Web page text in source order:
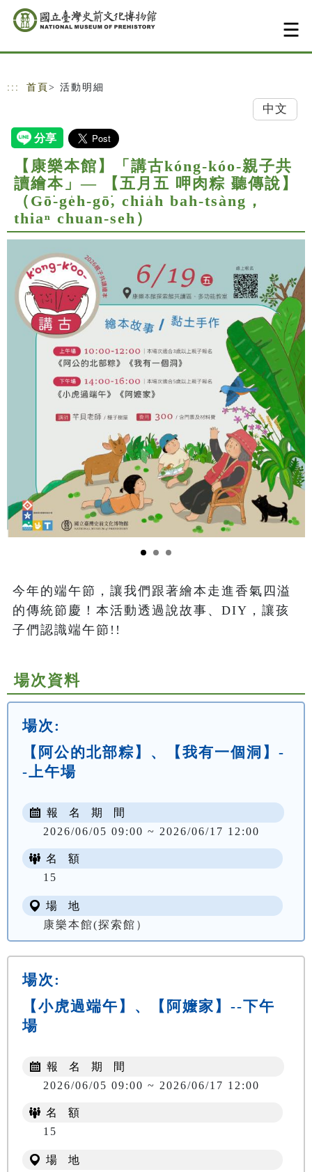
跳到主要內容
網站導覽
::: 首頁 > 活動明細
中文
【康樂本館】「講古kóng-kóo-親子共
讀繪本」— 【五月五 呷肉粽 聽傳說】
（Gō͘-ge̍h-gō͘, chia̍h bah-tsàng，
thiaⁿ chuan-seh）
今年的端午節，讓我們跟著繪本走進香氣四溢
的傳統節慶！本活動透過說故事、DIY，讓孩
子們認識端午節!!
場次資料
場次:
【阿公的北部粽】、【我有一個洞】-
-上午場
報 名 期 間
2026/06/05 09:00 ~ 2026/06/17 12:00
名 額
15
場 地
康樂本館(探索館）
場次:
【小虎過端午】、【阿嬤家】--下午
場
報 名 期 間
2026/06/05 09:00 ~ 2026/06/17 12:00
名 額
15
場 地